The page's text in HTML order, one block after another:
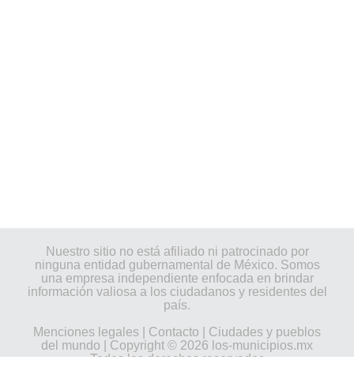
Nuestro sitio no está afiliado ni patrocinado por
ninguna entidad gubernamental de México. Somos
una empresa independiente enfocada en brindar
información valiosa a los ciudadanos y residentes del
país.
Menciones legales
Contacto
Ciudades y pueblos
del mundo | Copyright © 2026 los-municipios.mx
Todos los derechos reservados